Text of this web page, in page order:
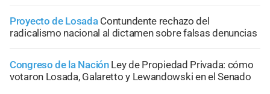
Proyecto de Losada Contundente rechazo del
radicalismo nacional al dictamen sobre falsas denuncias
Congreso de la Nación Ley de Propiedad Privada: cómo
votaron Losada, Galaretto y Lewandowski en el Senado